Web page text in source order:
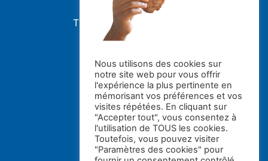
TRAVAILLER AVEC NOUS ?
STAGES
Avec le soutien de la
Nous utilisons des cookies sur
notre site web pour vous offrir
l'expérience la plus pertinente en
mémorisant vos préférences et vos
visites répétées. En cliquant sur
"Accepter tout", vous consentez à
l'utilisation de TOUS les cookies.
Toutefois, vous pouvez visiter
"Paramètres des cookies" pour